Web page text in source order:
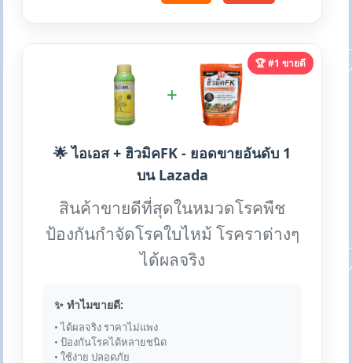
🏆 #1 ขายดี
+
🌟 ไอเอส + ฮิวมิคFK - ยอดขายอันดับ 1
บน Lazada
สินค้าขายดีที่สุดในหมวดโรคพืช
ป้องกันกำจัดโรคใบไหม้ โรคราต่างๆ
ได้ผลจริง
✨ ทำไมขายดี:
• ได้ผลจริง ราคาไม่แพง
• ป้องกันโรคได้หลายชนิด
• ใช้ง่าย ปลอดภัย